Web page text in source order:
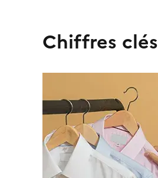
Chiffres clés